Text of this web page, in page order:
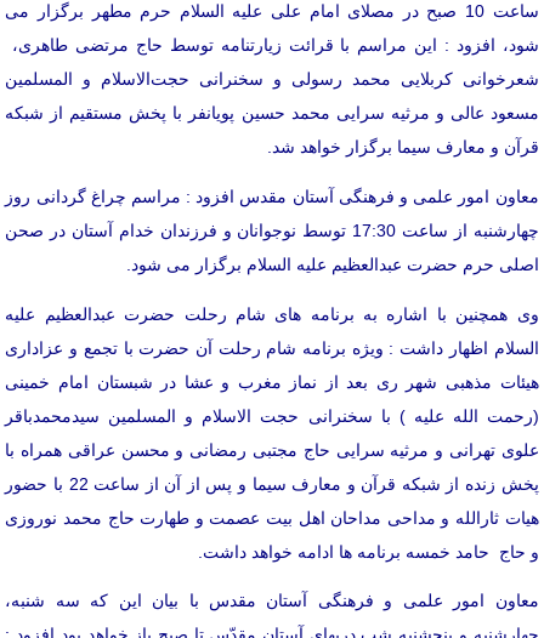
ساعت 10 صبح در مصلای امام علی علیه السلام حرم مطهر برگزار می
شود، افزود : این مراسم با قرائت زیارتنامه توسط حاج مرتضی طاهری،
شعرخوانی کربلایی محمد رسولی و سخنرانی حجت‌الاسلام و المسلمین
مسعود عالی و مرثیه سرایی محمد حسین پویانفر با پخش مستقیم از شبکه
قرآن و معارف سیما برگزار خواهد شد.
معاون امور علمی و فرهنگی آستان مقدس افزود : مراسم چراغ گردانی روز
چهارشنبه از ساعت 17:30 توسط نوجوانان و فرزندان خدام آستان در صحن
اصلی حرم حضرت عبدالعظیم علیه السلام برگزار می شود.
وی همچنین با اشاره به برنامه های شام رحلت حضرت عبدالعظیم علیه
السلام اظهار داشت : ویژه برنامه شام رحلت آن حضرت با تجمع و عزاداری
هیئات مذهبی شهر ری بعد از نماز مغرب و عشا در شبستان امام خمینی
(رحمت الله علیه ) با سخنرانی حجت الاسلام و المسلمین سیدمحمدباقر
علوی تهرانی و مرثیه سرایی حاج مجتبی رمضانی و محسن عراقی همراه با
پخش زنده از شبکه قرآن و معارف سیما و پس از آن از ساعت 22 با حضور
هیات ثارالله و مداحی مداحان اهل بیت عصمت و طهارت حاج محمد نوروزی
و حاج حامد خمسه برنامه ها ادامه خواهد داشت.
معاون امور علمی و فرهنگی آستان مقدس با بیان این که سه شنبه،